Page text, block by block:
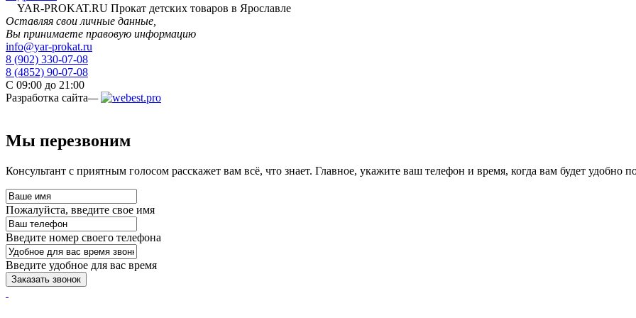
YAR-PROKAT.RU Прокат детских товаров в Ярославле
Оставляя свои личные данные,
Вы принимаете правовую информацию
info@yar-prokat.ru
8 (902) 330-07-08
8 (4852) 90-07-08
C 09:00 до 21:00
Разработка сайта—
Мы перезвоним
Консультант с приятным голосом расскажет вам всё, что знает. Главное, укажите ваш телефон и время, когда вам будет удобно
Пожалуйста, введите свое имя
Введите номер своего телефона
Введите удобное для вас время